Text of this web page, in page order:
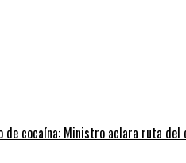
de cocaína: Ministro aclara ruta del